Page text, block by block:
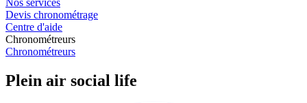
Nos services
Devis chronométrage
Centre d'aide
Chronométreurs
Chronométreurs
Plein air social life